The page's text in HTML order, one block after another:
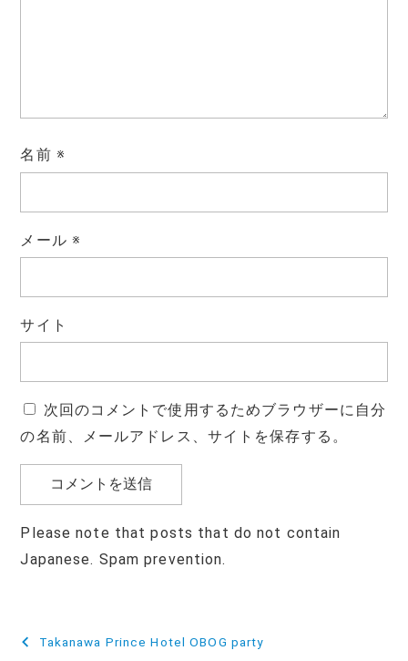
名前 ※
メール ※
サイト
次回のコメントで使用するためブラウザーに自分
の名前、メールアドレス、サイトを保存する。
Please note that posts that do not contain
Japanese. Spam prevention.
投
Takanawa Prince Hotel OBOG party